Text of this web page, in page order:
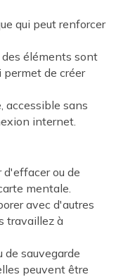
qui peut renforcer
éléments sont
permet de créer
accessible sans
internet.
ou de
mentale.
avec d'autres
travaillez à
sauvegarde
peuvent être